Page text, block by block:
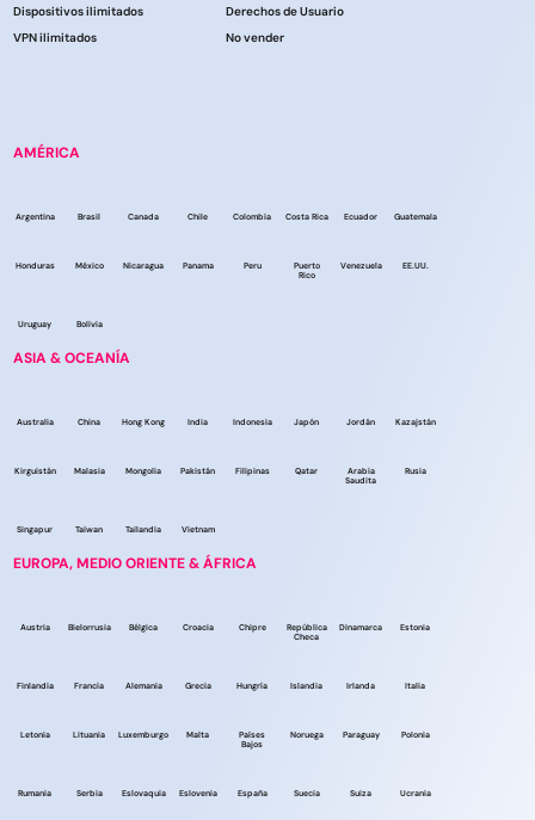
Dispositivos ilimitados
VPN ilimitados
Derechos de Usuario
No vender
AMÉRICA
Argentina Brasil Canada Chile Colombia Costa Rica Ecuador Guatemala
Honduras México Nicaragua Panama Peru
Puerto
Rico
Venezuela EE.UU.
Uruguay Bolivia
ASIA & OCEANÍA
Australia China Hong Kong India Indonesia Japón Jordán Kazajstán
Kirguistán Malasia Mongolia Pakistán Filipinas Qatar
Arabia
Saudita
Rusia
Singapur Taiwan Tailandia Vietnam
EUROPA, MEDIO ORIENTE & ÁFRICA
Austria Bielorrusia Bélgica Croacia Chipre
República
Checa
Dinamarca Estonia
Finlandia Francia Alemania Grecia Hungría Islandia Irlanda Italia
Letonia Lituania Luxemburgo Malta
Países
Bajos
Noruega Paraguay Polonia
Rumania Serbia Eslovaquia Eslovenia España Suecia Suiza Ucrania